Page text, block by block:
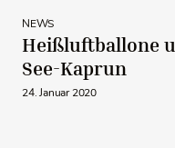
NEWS
Heißluftballone
See-Kaprun
24. Januar 2020